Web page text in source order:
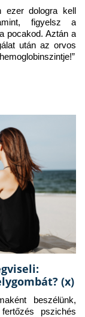
dologra kell
figyelsz a
pocakod. Aztán a
után az orvos
(x)
beszélünk,
pszichés